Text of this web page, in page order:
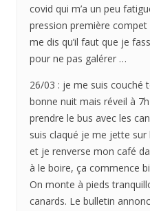
covid qui m’a un peu
pression première
me dis qu’il faut que je
pour ne pas galérer …
26/03 : je me suis couché
bonne nuit mais réveil à
prendre le bus avec les
suis claqué je me jette
et je renverse mon café
à le boire, ça commence
On monte à pieds
canards. Le bulletin